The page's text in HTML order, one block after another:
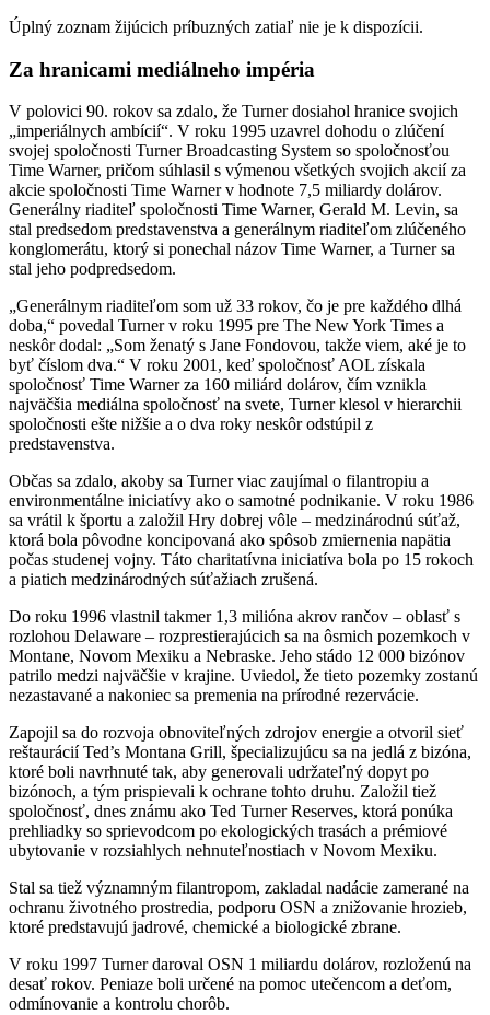
Úplný zoznam žijúcich príbuzných zatiaľ nie je k dispozícii.
Za hranicami mediálneho impéria
V polovici 90. rokov sa zdalo, že Turner dosiahol hranice svojich
„imperiálnych ambícií“. V roku 1995 uzavrel dohodu o zlúčení
svojej spoločnosti Turner Broadcasting System so spoločnosťou
Time Warner, pričom súhlasil s výmenou všetkých svojich akcií za
akcie spoločnosti Time Warner v hodnote 7,5 miliardy dolárov.
Generálny riaditeľ spoločnosti Time Warner, Gerald M. Levin, sa
stal predsedom predstavenstva a generálnym riaditeľom zlúčeného
konglomerátu, ktorý si ponechal názov Time Warner, a Turner sa
stal jeho podpredsedom.
„Generálnym riaditeľom som už 33 rokov, čo je pre každého dlhá
doba,“ povedal Turner v roku 1995 pre The New York Times a
neskôr dodal: „Som ženatý s Jane Fondovou, takže viem, aké je to
byť číslom dva.“ V roku 2001, keď spoločnosť AOL získala
spoločnosť Time Warner za 160 miliárd dolárov, čím vznikla
najväčšia mediálna spoločnosť na svete, Turner klesol v hierarchii
spoločnosti ešte nižšie a o dva roky neskôr odstúpil z
predstavenstva.
Občas sa zdalo, akoby sa Turner viac zaujímal o filantropiu a
environmentálne iniciatívy ako o samotné podnikanie. V roku 1986
sa vrátil k športu a založil Hry dobrej vôle – medzinárodnú súťaž,
ktorá bola pôvodne koncipovaná ako spôsob zmiernenia napätia
počas studenej vojny. Táto charitatívna iniciatíva bola po 15 rokoch
a piatich medzinárodných súťažiach zrušená.
Do roku 1996 vlastnil takmer 1,3 milióna akrov rančov – oblasť s
rozlohou Delaware – rozprestierajúcich sa na ôsmich pozemkoch v
Montane, Novom Mexiku a Nebraske. Jeho stádo 12 000 bizónov
patrilo medzi najväčšie v krajine. Uviedol, že tieto pozemky zostanú
nezastavané a nakoniec sa premenia na prírodné rezervácie.
Zapojil sa do rozvoja obnoviteľných zdrojov energie a otvoril sieť
reštaurácií Ted’s Montana Grill, špecializujúcu sa na jedlá z bizóna,
ktoré boli navrhnuté tak, aby generovali udržateľný dopyt po
bizónoch, a tým prispievali k ochrane tohto druhu. Založil tiež
spoločnosť, dnes známu ako Ted Turner Reserves, ktorá ponúka
prehliadky so sprievodcom po ekologických trasách a prémiové
ubytovanie v rozsiahlych nehnuteľnostiach v Novom Mexiku.
Stal sa tiež významným filantropom, zakladal nadácie zamerané na
ochranu životného prostredia, podporu OSN a znižovanie hrozieb,
ktoré predstavujú jadrové, chemické a biologické zbrane.
V roku 1997 Turner daroval OSN 1 miliardu dolárov, rozloženú na
desať rokov. Peniaze boli určené na pomoc utečencom a deťom,
odmínovanie a kontrolu chorôb.